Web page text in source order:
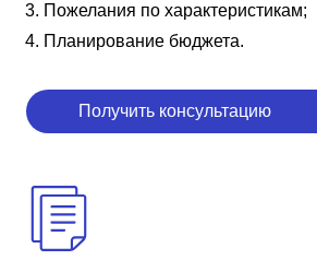
Пожелания по характеристикам;
Планирование бюджета.
Получить консультацию